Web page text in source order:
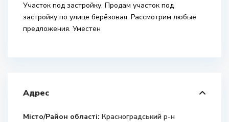
Участок под застройку. Продам участок под
застройку по улице берёзовая. Рассмотрим любые
предложения. Уместен
Адрес
Місто/Район області: Красноградський р-н